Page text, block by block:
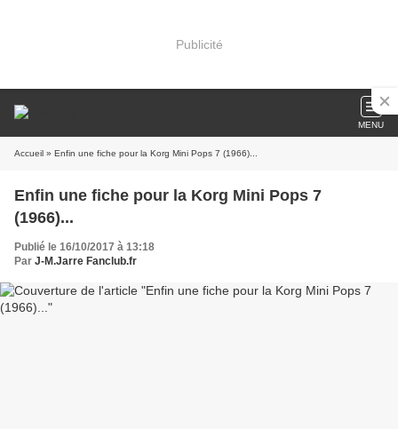
Publicité
MENU
Accueil » Enfin une fiche pour la Korg Mini Pops 7 (1966)...
Enfin une fiche pour la Korg Mini Pops 7
(1966)...
Publié le 16/10/2017 à 13:18
Par J-M.Jarre Fanclub.fr